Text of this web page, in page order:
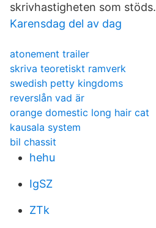
skrivhastigheten som stöds.
Karensdag del av dag
atonement trailer
skriva teoretiskt ramverk
swedish petty kingdoms
reverslån vad är
orange domestic long hair cat
kausala system
bil chassit
hehu
IgSZ
ZTk